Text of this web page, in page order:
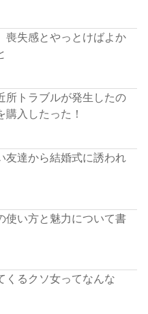
喪失感とやっとけばよか
所トラブルが発生したの
購入したった！
友達から結婚式に誘われ
使い方と魅力について書
くるクソ女ってなんな